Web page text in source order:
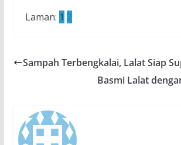
Laman: 1 2
Sampah Terbengkalai, Lalat Siap
Basmi Lalat